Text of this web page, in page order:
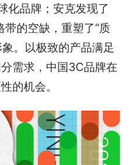
化品牌；安克发现了
的空缺，重塑了“质
。以极致的产品满足
需求，中国3C品牌在
的机会。